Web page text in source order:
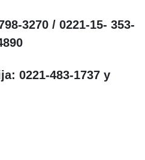
3270 / 0221-15- 353-
0221-483-1737 y